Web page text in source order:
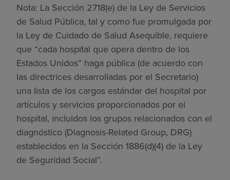
Nota: La Sección 2718(e) de la Ley de Servicios
de Salud Pública, tal y como fue promulgada por
la Ley de Cuidado de Salud Asequible, requiere
que “cada hospital que opera dentro de los
Estados Unidos” haga pública (de acuerdo con
las directrices desarrolladas por el Secretario)
una lista de los cargos estándar del hospital por
artículos y servicios proporcionados por el
hospital, incluidos los grupos relacionados con el
diagnóstico (Diagnosis-Related Group, DRG)
establecidos en la Sección 1886(d)(4) de la Ley
de Seguridad Social”.